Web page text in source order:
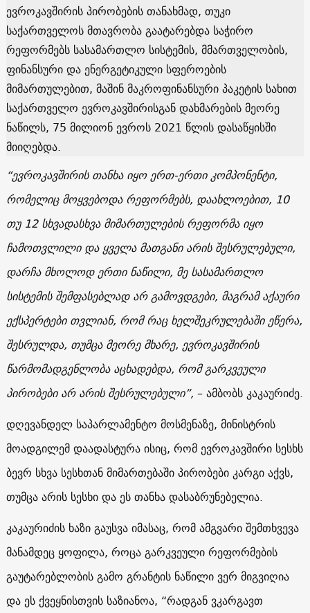
ევროკავშირის პირობების თანახმად, თუკი
საქართველოს მთავრობა გაატარებდა საჭირო
რეფორმებს სასამართლო სისტემის, მმართველობის,
ფინანსური და ენერგეტიკული სფეროების
მიმართულებით, მაშინ მაკროფინანსური პაკეტის სახით
საქართველო ევროკავშირისგან დახმარების მეორე
ნაწილს, 75 მილიონ ევროს 2021 წლის დასაწყისში
მიიღებდა.
“ევროკავშირის თანხა იყო ერთ-ერთი კომპონენტი,
რომელიც მოყვებოდა რეფორმებს, დაახლოებით, 10
თუ 12 სხვადასხვა მიმართულების რეფორმა იყო
ჩამოთვლილი და ყველა მათგანი არის შესრულებული,
დარჩა მხოლოდ ერთი ნაწილი, მე სასამართლო
სისტემის შემფასებლად არ გამოვდგები, მაგრამ აქაური
ექსპერტები თვლიან, რომ რაც ხელშეკრულებაში ეწერა,
შესრულდა, თუმცა მეორე მხარე, ევროკავშირის
წარმომადგენლობა აცხადებდა, რომ გარკვეული
პირობები არ არის შესრულებული”, – ამბობს კაკაურიძე.
დღევანდელ საპარლამენტო მოსმენაზე, მინისტრის
მოადგილემ დაადასტურა ისიც, რომ ევროკავშირი სესხს
ბევრ სხვა სესხთან მიმართებაში პირობები კარგი აქვს,
თუმცა არის სესხი და ეს თანხა დასაბრუნებელია.
კაკაურიძის ხაზი გაუსვა იმასაც, რომ ამგვარი შემთხვევა
მანამდეც ყოფილა, როცა გარკვეული რეფორმების
გაუტარებლობის გამო გრანტის ნაწილი ვერ მიგვიღია
და ეს ქვეყნისთვის საზიანოა, “რადგან ვკარგავთ